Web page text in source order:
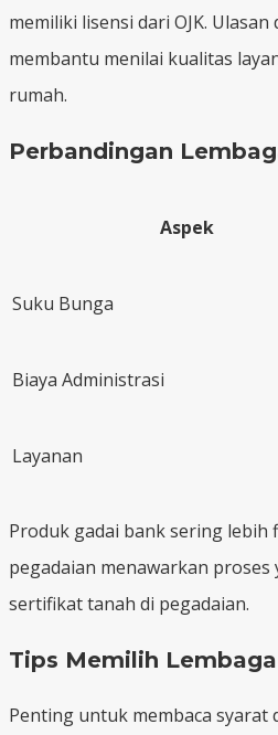
memiliki lisensi dari OJK.
membantu menilai kualitas
rumah.
Perbandingan
Aspek
Suku Bunga
Biaya Administrasi
Layanan
Produk gadai bank sering lebih
pegadaian menawarkan
sertifikat tanah di pegadaian.
Tips Memilih
Penting untuk membaca syarat